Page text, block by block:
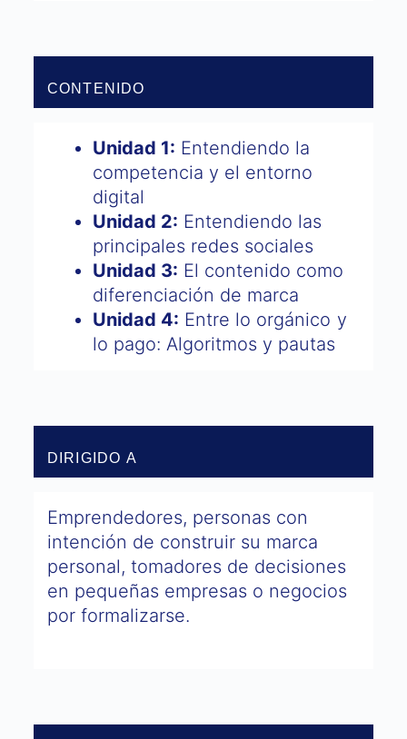
CONTENIDO
Unidad 1: Entendiendo la
competencia y el entorno
digital
Unidad 2: Entendiendo las
principales redes sociales
Unidad 3: El contenido como
diferenciación de marca
Unidad 4: Entre lo orgánico y
lo pago: Algoritmos y pautas
DIRIGIDO A
Emprendedores, personas con
intención de construir su marca
personal, tomadores de decisiones
en pequeñas empresas o negocios
por formalizarse.